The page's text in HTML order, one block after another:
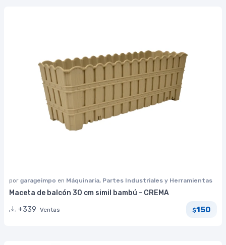
por garageimpo en Máquinaria, Partes Industriales y Herramientas
Maceta de balcón 30 cm simil bambú - CREMA
+339 Ventas $150